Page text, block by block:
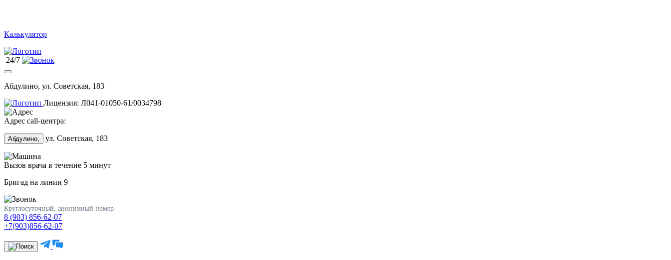
Калькулятор
24/7
Абдулино, ул. Советская, 183
Лицензия: Л041-01050-61/0034798
Адрес call-центра:
Абдулино, ул. Советская, 183
Вызов врача в течение 5 минут
Бригад на линии 9
Круглосуточный, анонимный номер
8 (903) 856-62-07
+7(903)856-62-07